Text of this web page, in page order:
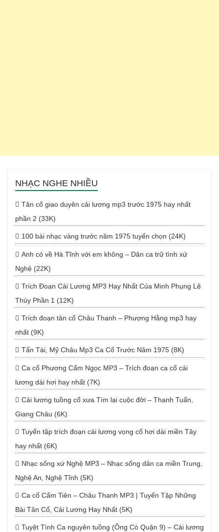
NHẠC NGHE NHIỀU
Tân cổ giao duyên cải lương mp3 trước 1975 hay nhất
phần 2 (33K)
100 bài nhạc vàng trước năm 1975 tuyển chọn (24K)
Anh có về Hà Tĩnh với em không – Dân ca trữ tình xứ
Nghệ (22K)
Trích Đoạn Cải Lương MP3 Hay Nhất Của Minh Phụng Lệ
Thủy Phần 1 (12K)
Trích đoạn tân cổ Châu Thanh – Phượng Hằng mp3 hay
nhất (9K)
Tấn Tài, Mỹ Châu Mp3 Ca Cổ Trước Năm 1975 (8K)
Ca cổ Phương Cẩm Ngọc MP3 – Trích đoạn ca cổ cải
lương dài hơi hay nhất (7K)
Cải lương tuồng cổ xưa Tìm lại cuộc đời – Thanh Tuấn,
Giang Châu (6K)
Tuyển tập trích đoạn cải lương vọng cổ hơi dài miền Tây
hay nhất (6K)
Nhạc sống xứ Nghệ MP3 – Nhạc sống dân ca miền Trung,
Nghệ An, Nghệ Tĩnh (5K)
Ca cổ Cẩm Tiên – Châu Thanh MP3 | Tuyển Tập Những
Bài Tân Cổ, Cải Lương Hay Nhất (5K)
Tuyệt Tình Ca nguyên tuồng (Ông Cò Quận 9) – Cải lương